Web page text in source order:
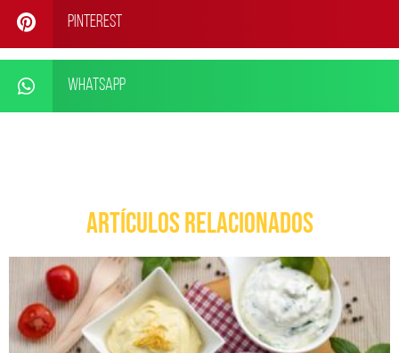
Pinterest
WhatsApp
ARTÍCULOS RELACIONADOS